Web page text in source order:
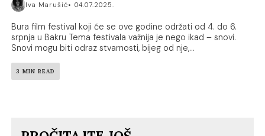
Iva Marušić 04.07.2025.
Bura film festival koji će se ove godine održati od 4. do 6.
srpnja u Bakru Tema festivala važnija je nego ikad – snovi.
Snovi mogu biti odraz stvarnosti, bijeg od nje,...
3 MIN READ